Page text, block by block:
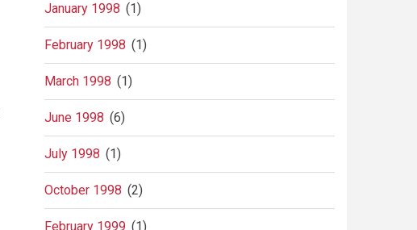
January 1998 (1)
February 1998 (1)
March 1998 (1)
June 1998 (6)
July 1998 (1)
October 1998 (2)
February 1999 (1)